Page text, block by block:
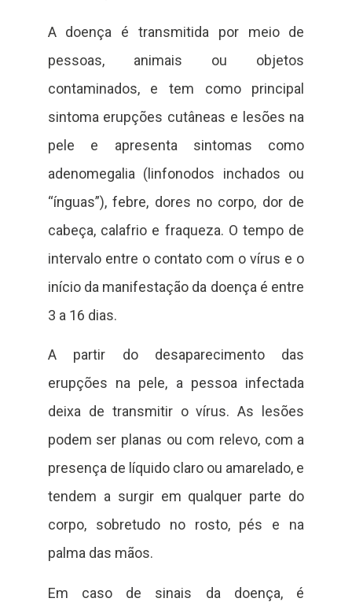
A doença é transmitida por meio de
pessoas, animais ou objetos
contaminados, e tem como principal
sintoma erupções cutâneas e lesões na
pele e apresenta sintomas como
adenomegalia (linfonodos inchados ou
“ínguas”), febre, dores no corpo, dor de
cabeça, calafrio e fraqueza. O tempo de
intervalo entre o contato com o vírus e o
início da manifestação da doença é entre
3 a 16 dias.
A partir do desaparecimento das
erupções na pele, a pessoa infectada
deixa de transmitir o vírus. As lesões
podem ser planas ou com relevo, com a
presença de líquido claro ou amarelado, e
tendem a surgir em qualquer parte do
corpo, sobretudo no rosto, pés e na
palma das mãos.
Em caso de sinais da doença, é